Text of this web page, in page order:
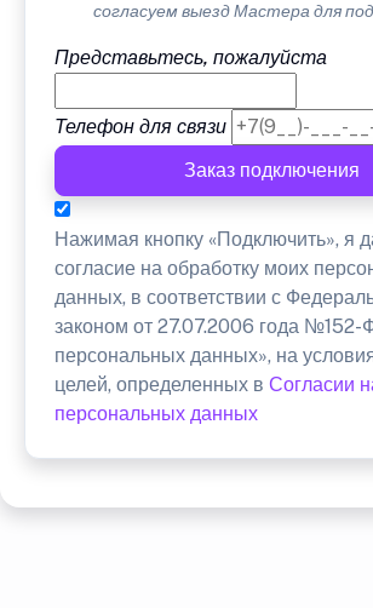
согласуем выезд Мастера для
Представьтесь, пожалуйста
Телефон для связи
Заказ подключения
Нажимая кнопку «Подключить», я
согласие на обработку моих
данных, в соответствии с
законом от 27.07.2006 года №152-
персональных данных», на
целей, определенных в Согласии
персональных данных